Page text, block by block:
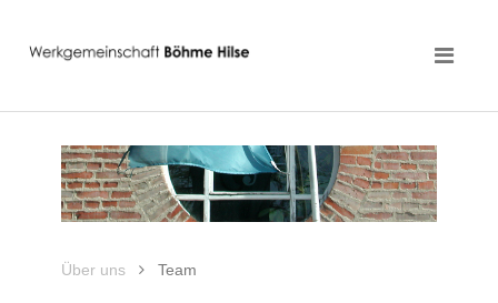
Über uns Team